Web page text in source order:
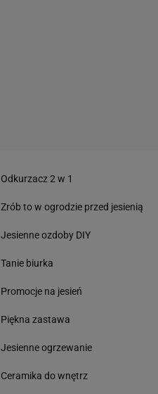
Odkurzacz 2 w 1
Zrób to w ogrodzie przed jesienią
Jesienne ozdoby DIY
Tanie biurka
Promocje na jesień
Piękna zastawa
Jesienne ogrzewanie
Ceramika do wnętrz